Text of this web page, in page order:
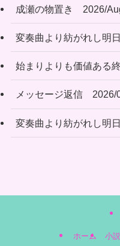
成瀬の物置き 2026/
変奏曲より紡がれし明
始まりよりも価値ある
メッセージ返信 2026/
変奏曲より紡がれし明
ホーム
小説